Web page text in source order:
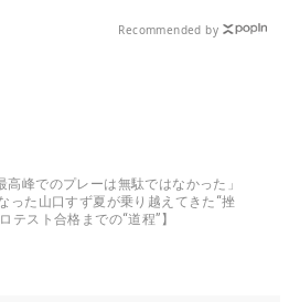
Recommended by
高峰でのプレーは無駄ではなかった」
った山口すず夏が乗り越えてきた“挫
テスト合格までの“道程”】